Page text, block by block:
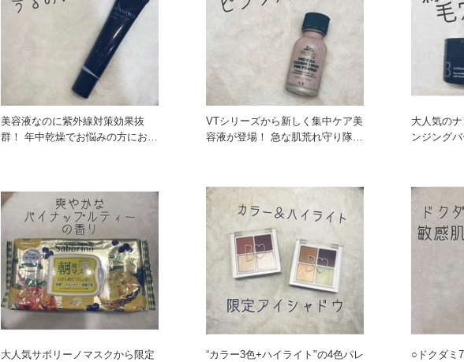
美容液なのに紫外線対策効果抜
群！ 年中乾燥でお悩みの方におす
VTシリーズから新しく集中ケア美
容液が登場！ 急な肌荒れ守り隊お
大人気の
ンジングバー
大人気サボリーノマスクから限定
“カラー3色+ハイライト"の4色パレ
○ドクダミ